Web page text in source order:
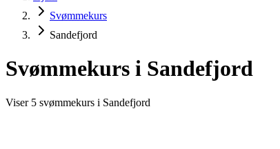
Svømmekurs
Sandefjord
Svømmekurs i Sandefjord
Viser 5 svømmekurs i Sandefjord